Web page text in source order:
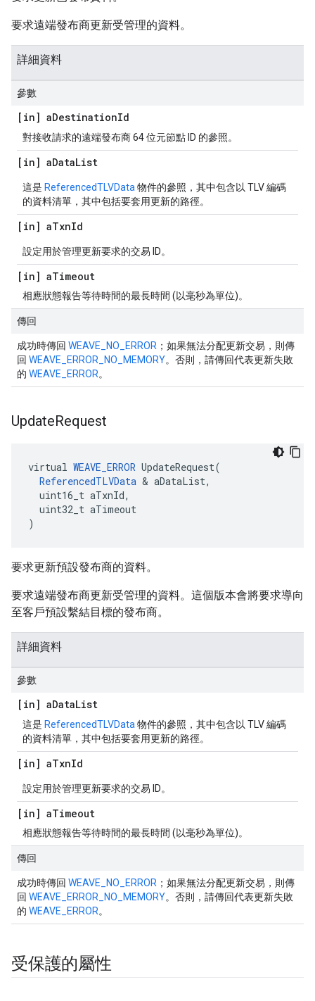
要求遠端發布商更新受管理的資料。
詳細資料
參數
[in] aDestinationId
對接收請求的遠端發布商 64 位元節點 ID 的參照。
[in] aDataList
這是 ReferencedTLVData 物件的參照，其中包含以 TLV 編碼
的資料清單，其中包括要套用更新的路徑。
[in] aTxnId
設定用於管理更新要求的交易 ID。
[in] aTimeout
相應狀態報告等待時間的最長時間 (以毫秒為單位)。
傳回
成功時傳回 WEAVE_NO_ERROR ；如果無法分配更新交易，則傳
回 WEAVE_ERROR_NO_MEMORY。否則，請傳回代表更新失敗
的 WEAVE_ERROR。
UpdateRequest
virtual WEAVE_ERROR UpdateRequest(
ReferencedTLVData & aDataList,
  uint16_t aTxnId,
  uint32_t aTimeout
)
要求更新預設發布商的資料。
要求遠端發布商更新受管理的資料。這個版本會將要求導向
至客戶預設繫結目標的發布商。
詳細資料
參數
[in] aDataList
這是 ReferencedTLVData 物件的參照，其中包含以 TLV 編碼
的資料清單，其中包括要套用更新的路徑。
[in] aTxnId
設定用於管理更新要求的交易 ID。
[in] aTimeout
相應狀態報告等待時間的最長時間 (以毫秒為單位)。
傳回
成功時傳回 WEAVE_NO_ERROR ；如果無法分配更新交易，則傳
回 WEAVE_ERROR_NO_MEMORY。否則，請傳回代表更新失敗
的 WEAVE_ERROR。
受保護的屬性